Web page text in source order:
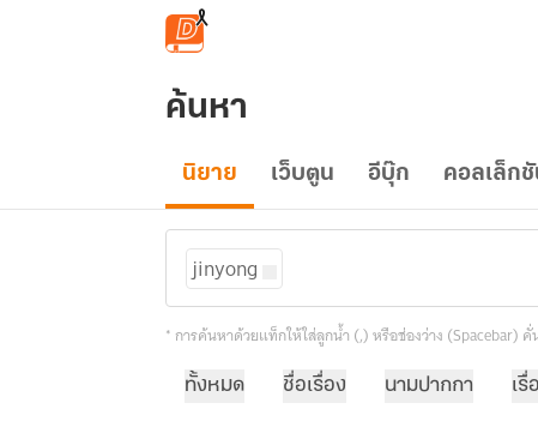
ข้ามไปยังเนื้อหาหลัก
ค้นหา
นิยาย เว็บตูน อีบุ๊ก คอลเล็ก
jinyong
* การค้นหาด้วยแท็กให้ใส่ลูกน้ำ (,) หรือช่องว่าง (Spacebar)
ทั้งหมด ชื่อเรื่อง นามปากกา เรื่